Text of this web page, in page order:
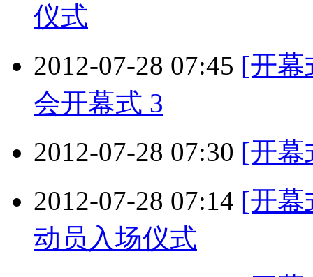
仪式
2012-07-28 07:45 [开幕
会开幕式 3
2012-07-28 07:30 [开幕
2012-07-28 07:14 [开幕
动员入场仪式